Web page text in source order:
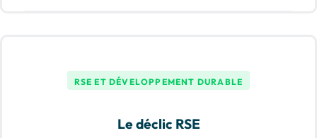
RSE ET DÉVELOPPEMENT DURABLE
Le déclic RSE